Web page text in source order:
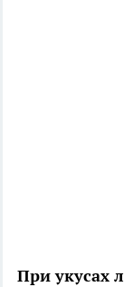
При укусах